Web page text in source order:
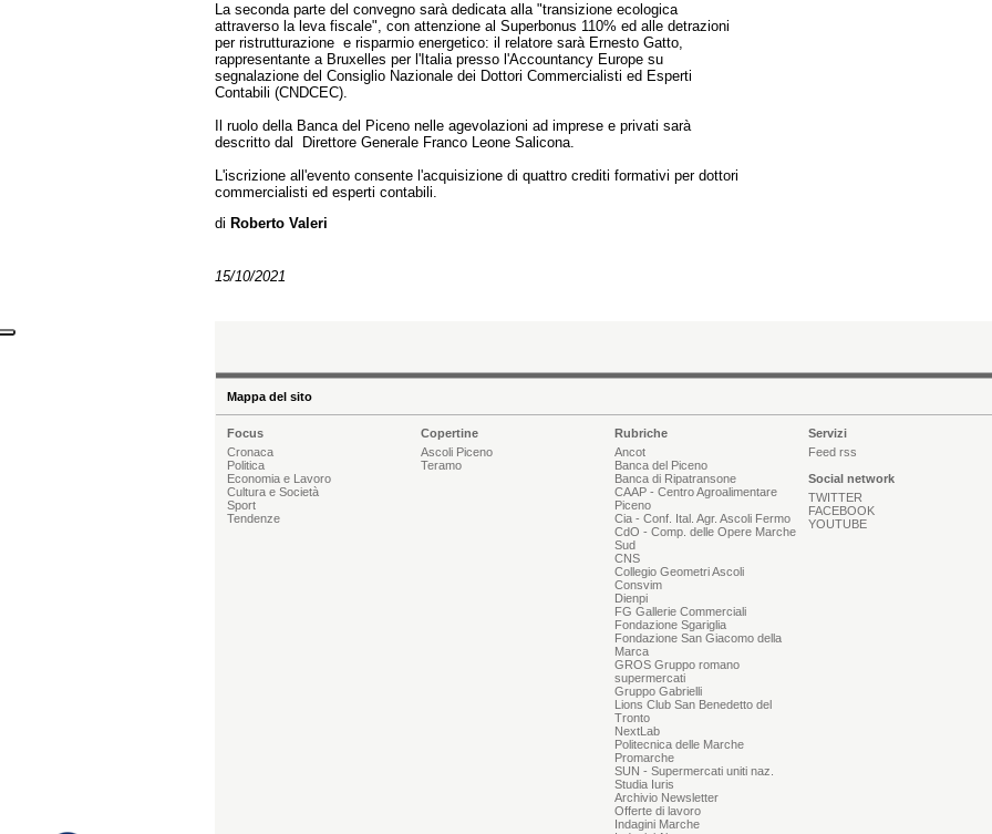
La seconda parte del convegno sarà dedicata alla "transizione ecologica
attraverso la leva fiscale", con attenzione al Superbonus 110% ed alle detrazioni
per ristrutturazione e risparmio energetico: il relatore sarà Ernesto Gatto,
rappresentante a Bruxelles per l'Italia presso l'Accountancy Europe su
segnalazione del Consiglio Nazionale dei Dottori Commercialisti ed Esperti
Contabili (CNDCEC).
Il ruolo della Banca del Piceno nelle agevolazioni ad imprese e privati sarà
descritto dal Direttore Generale Franco Leone Salicona.
L'iscrizione all'evento consente l'acquisizione di quattro crediti formativi per dottori
commercialisti ed esperti contabili.
di Roberto Valeri
15/10/2021
Mappa del sito
Focus
Cronaca
Politica
Economia e Lavoro
Cultura e Società
Sport
Tendenze
Copertine
Ascoli Piceno
Teramo
Rubriche
Ancot
Banca del Piceno
Banca di Ripatransone
CAAP - Centro Agroalimentare
Piceno
Cia - Conf. Ital. Agr. Ascoli Fermo
CdO - Comp. delle Opere Marche
Sud
CNS
Collegio Geometri Ascoli
Consvim
Dienpi
FG Gallerie Commerciali
Fondazione Sgariglia
Fondazione San Giacomo della
Marca
GROS Gruppo romano
supermercati
Gruppo Gabrielli
Lions Club San Benedetto del
Tronto
NextLab
Politecnica delle Marche
Promarche
SUN - Supermercati uniti naz.
Studia Iuris
Archivio Newsletter
Offerte di lavoro
Indagini Marche
Servizi
Feed rss
Social network
TWITTER
FACEBOOK
YOUTUBE